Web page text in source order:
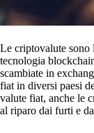
Le criptovalute sono
tecnologia
scambiate in
fiat in diversi paesi
valute fiat, anche le
al riparo dai furti e